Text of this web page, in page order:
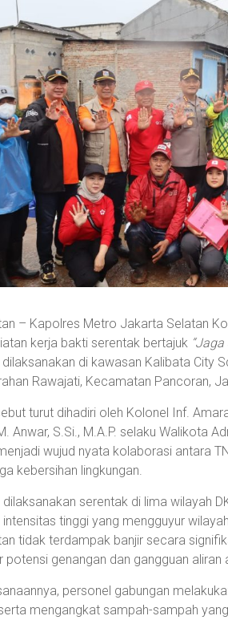
– Kapolres Metro Jakarta Selatan
kerja bakti serentak bertajuk
di kawasan Kalibata City
Rawajati, Kecamatan Pancoran,
turut dihadiri oleh Kolonel Inf.
Anwar, S.Si., M.A.P. selaku Walikota
wujud nyata kolaborasi antara
kebersihan lingkungan.
dilaksanakan serentak di lima wilayah
intensitas tinggi yang mengguyur
tidak terdampak banjir secara
potensi genangan dan gangguan aliran
personel gabungan
mengangkat sampah-sampah